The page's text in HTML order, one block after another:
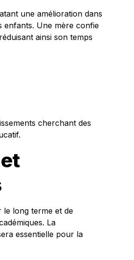
une amélioration dans
enfants. Une mère confie
ainsi son temps
cherchant des
le long terme et de
La
essentielle pour la